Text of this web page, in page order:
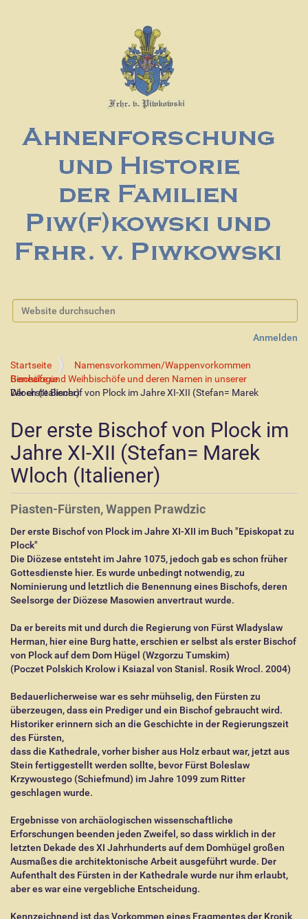
Website durchsuchen
Anmelden
Startseite
Namensvorkommen/Wappenvorkommen
Bischöfe und Weihbischöfe und deren Namen in unserer Genealogie
Der erste Bischof von Plock im Jahre XI-XII (Stefan= Marek Wloch (Italiener)
Der erste Bischof von Plock im
Jahre XI-XII (Stefan= Marek
Wloch (Italiener)
Piasten-Fürsten, Wappen Prawdzic
Der erste Bischof von Plock im Jahre XI-XII im Buch "Episkopat zu
Plock"
Die Diözese entsteht im Jahre 1075, jedoch gab es schon früher
Gottesdienste hier. Es wurde unbedingt notwendig, zu
Nominierung und letztlich die Benennung eines Bischofs, deren
Seelsorge der Diözese Masowien anvertraut wurde.
Da er bereits mit und durch die Regierung von Fürst Wladyslaw
Herman, hier eine Burg hatte, erschien er selbst als erster Bischof
von Plock auf dem Dom Hügel (Wzgorzu Tumskim)
(Poczet Polskich Krolow i Ksiazal von Stanisl. Rosik Wrocl. 2004)
Bedauerlicherweise war es sehr mühselig, den Fürsten zu
überzeugen, dass ein Prediger und ein Bischof gebraucht wird.
Historiker erinnern sich an die Geschichte in der Regierungszeit
des Fürsten,
dass die Kathedrale, vorher bisher aus Holz erbaut war, jetzt aus
Stein fertiggestellt werden sollte, bevor Fürst Boleslaw
Krzywoustego (Schiefmund) im Jahre 1099 zum Ritter
geschlagen wurde.
Ergebnisse von archäologischen wissenschaftliche
Erforschungen beenden jeden Zweifel, so dass wirklich in der
letzten Dekade des XI Jahrhunderts auf dem Domhügel großen
Ausmaßes die architektonische Arbeit ausgeführt wurde. Der
Aufenthalt des Fürsten in der Kathedrale wurde nur ihm erlaubt,
aber es war eine vergebliche Entscheidung.
Kennzeichnend ist das Vorkommen eines Fragmentes der Kronik